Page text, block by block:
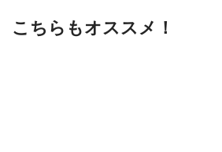
こちらもオススメ！